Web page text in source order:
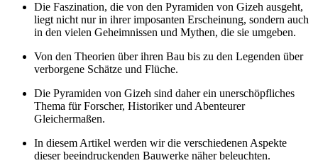
Die Faszination, die von den Pyramiden von Gizeh ausgeht,
liegt nicht nur in ihrer imposanten Erscheinung, sondern auch
in den vielen Geheimnissen und Mythen, die sie umgeben.
Von den Theorien über ihren Bau bis zu den Legenden über
verborgene Schätze und Flüche.
Die Pyramiden von Gizeh sind daher ein unerschöpfliches
Thema für Forscher, Historiker und Abenteurer
Gleichermaßen.
In diesem Artikel werden wir die verschiedenen Aspekte
dieser beeindruckenden Bauwerke näher beleuchten.